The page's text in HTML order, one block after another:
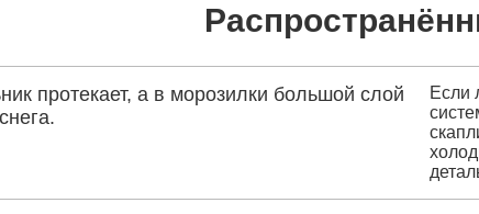
протекает, а в морозилки большой слой
Если